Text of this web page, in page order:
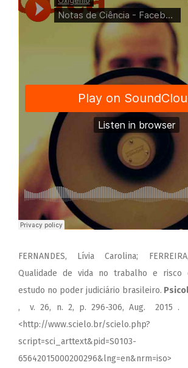
FERNANDES, Lívia Carolina;
Qualidade de vida no trabalho e risco
estudo no poder judiciário brasileiro.
, v. 26, n. 2, p. 296-306, Aug. 2015
<http://www.scielo.br/scielo.php?
script=sci_arttext&pid=S0103-
65642015000200296&lng=en&nrm=iso>